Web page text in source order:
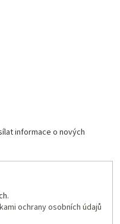
informace o nových
ochrany osobních údajů